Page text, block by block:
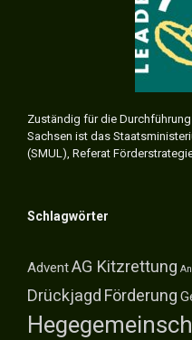
Zuständig für die
Sachsen ist das
(SMUL), Referat
Schlagwörter
AdventAG Kitzrettung
Drückjagd Förderung